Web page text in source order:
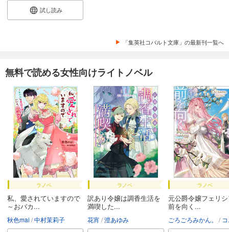
炎の蜃気楼39 神鳴りの戦場
506円 (税込)
炎の蜃気楼40 千億の夜をこえて
616円 (税込)
カート
試し読み
あらすじを表示する
炎の蜃気楼 番外編 Ｅｘａｕｄｉ ｎｏｓ アウディ・ノス
495円 (税込)
カート
試し読み
あらすじを表示する
炎の蜃気楼 番外編 群青
試し読み
「集英社コバルト文庫」の最新刊一覧へ
無料で読める女性向けライトノベル
ラノベ
私、愛されていますので
～おバカ...
秋色mai 中村茉莉子
ラノベ
訳あり令嬢は調香生活を
満喫した...
花宵 澄あゆみ
ラノベ
元公爵令嬢フェリ
前を向く...
ごろごろみかん。 コ